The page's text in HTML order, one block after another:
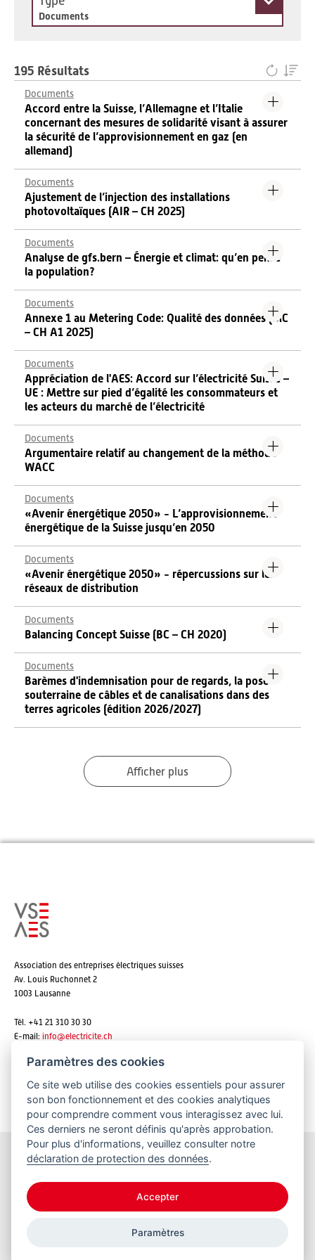
Documents
195 Résultats
Documents
Accord entre la Suisse, l’Allemagne et l’Italie
concernant des mesures de solidarité visant à assurer
la sécurité de l’approvisionnement en gaz (en
allemand)
Documents
Ajustement de l’injection des installations
photovoltaïques (AIR – CH 2025)
Documents
Analyse de gfs.bern – Énergie et climat: qu’en pense
la population?
Documents
Annexe 1 au Metering Code: Qualité des données (MC
– CH A1 2025)
Documents
Appréciation de l'AES: Accord sur l’électricité Suisse –
UE : Mettre sur pied d’égalité les consommateurs et
les acteurs du marché de l’électricité
Documents
Argumentaire relatif au changement de la méthode
WACC
Documents
«Avenir énergétique 2050» - L’approvisionnement
énergétique de la Suisse jusqu’en 2050
Documents
«Avenir énergétique 2050» - répercussions sur les
réseaux de distribution
Documents
Balancing Concept Suisse (BC – CH 2020)
Documents
Barèmes d'indemnisation pour de regards, la pose
souterraine de câbles et de canalisations dans des
terres agricoles (édition 2026/2027)
Afficher plus
Association des entreprises électriques suisses
Av. Louis Ruchonnet 2
1003 Lausanne
Tél. +41 21 310 30 30
E-mail: info@electricite.ch
S'abonner aux newsletters
Restez informés
Paramètres des cookies
Ce site web utilise des cookies essentiels pour assurer
son bon fonctionnement et des cookies analytiques
pour comprendre comment vous interagissez avec lui.
Ces derniers ne seront définis qu'après approbation.
Pour plus d'informations, veuillez consulter notre
déclaration de protection des données.
Accepter
Paramètres